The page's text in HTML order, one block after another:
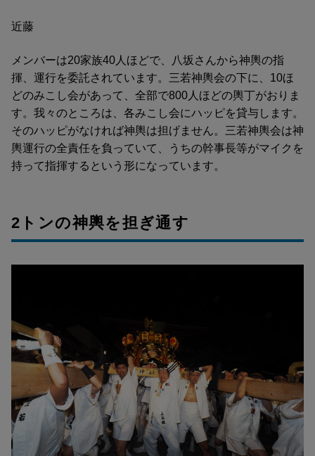
近藤
メンバーは20家族40人ほどで、八坂さんから神輿の指
揮、運行を委託されています。三若神輿会の下に、10ほ
どのみこし会があって、全部で800人ほどの輿丁がおりま
す。我々のところは、各みこし会にハッピを貸与します。
そのハッピがなければ神輿は担げません。三若神輿会は神
輿運行の全責任を負っていて、うちの幹事長等がマイクを
持って指揮するという形になっています。
2トンの神輿を担ぎ通す